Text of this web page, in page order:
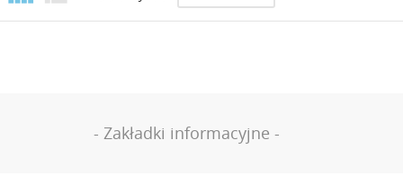
- Zakładki informacyjne -